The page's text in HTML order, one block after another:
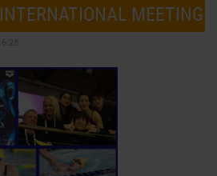
MEETING